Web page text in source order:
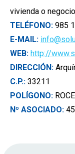
vivienda o negocio
TELÉFONO: 985
E-MAIL:
WEB: http://
DIRECCIÓN:
C.P.: 33211
POLÍGONO:
Nº ASOCIADO: